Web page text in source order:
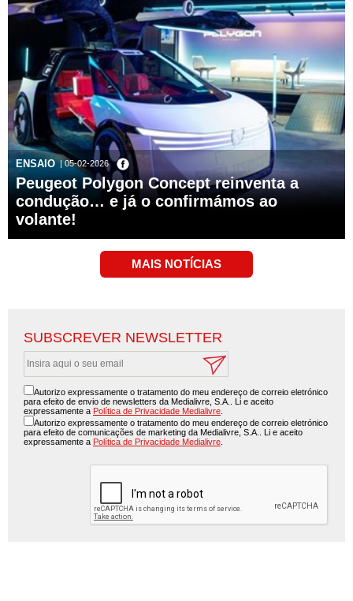
ENSAIO | 05-02-2026
Peugeot Polygon Concept reinventa a
condução… e já o confirmámos ao
volante!
SUBSCREVER NEWSLETTER
Autorizo expressamente o tratamento do meu endereço de correio eletrónico
para efeito de envio de newsletters da Medialivre, S.A.. Li e aceito
expressamente a Política de Privacidade Medialivre
Autorizo expressamente o tratamento do meu endereço de correio eletrónico
para efeito de comunicações de marketing da Medialivre, S.A.. Li e aceito
expressamente a Política de Privacidade Medialivre